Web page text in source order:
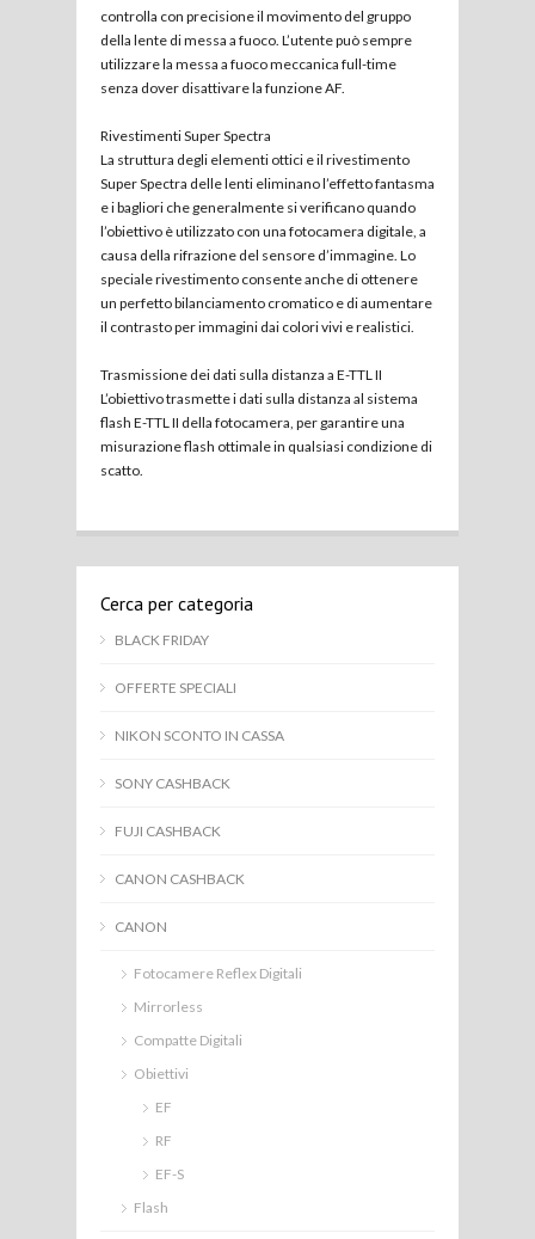
controlla con precisione il movimento del gruppo
della lente di messa a fuoco. L’utente può sempre
utilizzare la messa a fuoco meccanica full-time
senza dover disattivare la funzione AF.
Rivestimenti Super Spectra
La struttura degli elementi ottici e il rivestimento
Super Spectra delle lenti eliminano l’effetto fantasma
e i bagliori che generalmente si verificano quando
l’obiettivo è utilizzato con una fotocamera digitale, a
causa della rifrazione del sensore d’immagine. Lo
speciale rivestimento consente anche di ottenere
un perfetto bilanciamento cromatico e di aumentare
il contrasto per immagini dai colori vivi e realistici.
Trasmissione dei dati sulla distanza a E-TTL II
L’obiettivo trasmette i dati sulla distanza al sistema
flash E-TTL II della fotocamera, per garantire una
misurazione flash ottimale in qualsiasi condizione di
scatto.
Cerca per categoria
BLACK FRIDAY
OFFERTE SPECIALI
NIKON SCONTO IN CASSA
SONY CASHBACK
FUJI CASHBACK
CANON CASHBACK
CANON
Fotocamere Reflex Digitali
Mirrorless
Compatte Digitali
Obiettivi
EF
RF
EF-S
Flash